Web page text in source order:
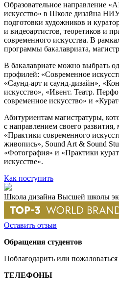
Образовательное направление
искусство» в Школе дизайна
подготовки художников и
и видеоартистов, теоретиков и
современного искусства. В
программы бакалавриата,
В бакалавриате можно выбрать
профилей: «Современное
«Саунд-арт и саунд-дизайн»,
искусство», «Ивент. Театр.
современное искусство» и
Абитуриентам магистратуры,
с направлением своего
«Практики современного
живопись», Sound Art & Sound
«Фотография» и «Практики
искусстве».
Как поступить
Школа дизайна Высшей школы
Оставить отзыв
Обращения студентов
Поблагодарить или пожаловаться
ТЕЛЕФОНЫ